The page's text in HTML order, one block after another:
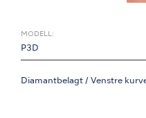
MODELL:
P3D
Diamantbelagt / Venstre